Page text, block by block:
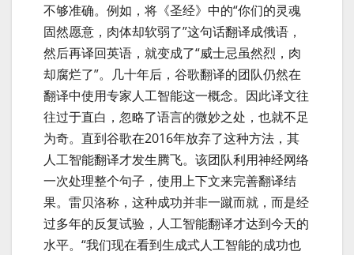
不够准确。例如，将《圣经》中的“你们的灵魂
固然愿意，肉体却软弱了”这句话翻译成俄语，
然后再译回英语，就变成了“威士忌虽然烈，肉
却腐烂了”。几十年后，谷歌翻译的团队仍然在
翻译中使用专家人工智能这一概念。因此译文往
往过于直白，忽略了语言的微妙之处，也就不足
为奇。直到谷歌在2016年放弃了这种方法，其
人工智能翻译才发生腾飞。该团队利用神经网络
一次处理整个句子，使用上下文来完善翻译结
果。雷贝洛称，这种成功并非一蹴而就，而是经
过多年的反复试验，人工智能翻译才达到今天的
水平。“我们现在看到生成式人工智能的成功也